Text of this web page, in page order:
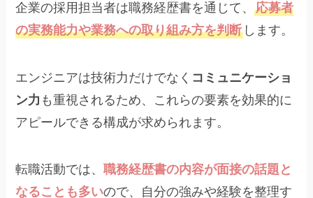
企業の採用担当者は職務経歴書を通じて、応募者
の実務能力や業務への取り組み方を判断 します。
エンジニアは技術力だけでなく コミュニケーショ
ン力 も重視されるため、これらの要素を効果的に
アピールできる構成が求められます。
転職活動では、職務経歴書の内容が面接の話題と
なることも多いので、自分の強みや経験を整理す